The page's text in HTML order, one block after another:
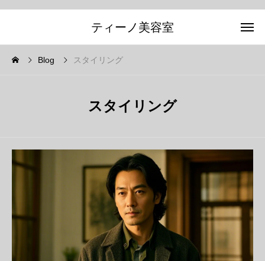
ティーノ美容室
Blog スタイリング
スタイリング